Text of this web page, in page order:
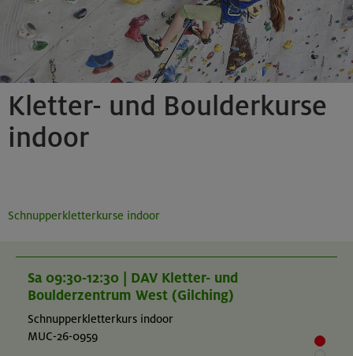
Kletter- und Boulderkurse
indoor
Schnupperkletterkurse indoor
Sa 09:30-12:30 | DAV Kletter- und
Boulderzentrum West (Gilching)
Schnupperkletterkurs indoor
MUC-26-0959